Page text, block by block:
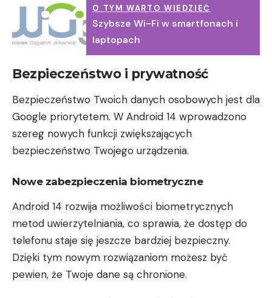
O TYM WARTO WIEDZIEĆ
Szybsze Wi-Fi w smartfonach i
laptopach
Bezpieczeństwo i prywatność
Bezpieczeństwo Twoich danych osobowych jest dla
Google priorytetem. W Android 14 wprowadzono
szereg nowych funkcji zwiększających
bezpieczeństwo Twojego urządzenia.
Nowe zabezpieczenia biometryczne
Android 14 rozwija możliwości biometrycznych
metod uwierzytelniania, co sprawia, że dostęp do
telefonu staje się jeszcze bardziej bezpieczny.
Dzięki tym nowym rozwiązaniom możesz być
pewien, że Twoje dane są chronione.